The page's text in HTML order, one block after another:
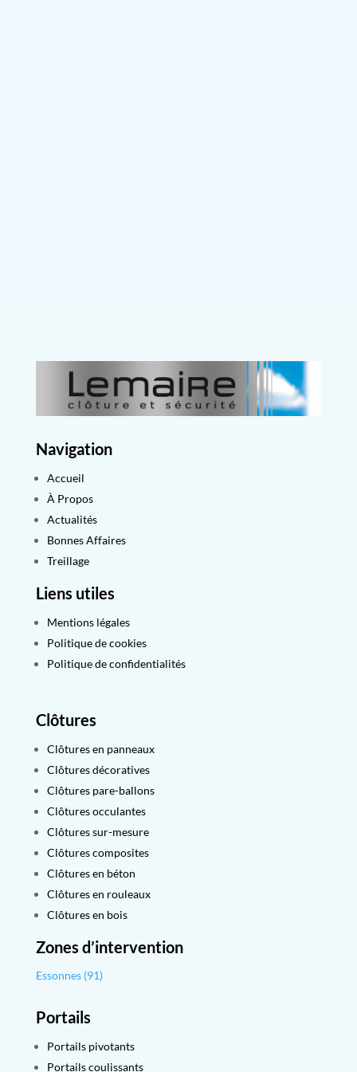
Navigation
Accueil
À Propos
Actualités
Bonnes Affaires
Treillage
Liens utiles
Mentions légales
Politique de cookies
Politique de confidentialités
Clôtures
Clôtures en panneaux
Clôtures décoratives
Clôtures pare-ballons
Clôtures occulantes
Clôtures sur-mesure
Clôtures composites
Clôtures en béton
Clôtures en rouleaux
Clôtures en bois
Zones d’intervention
Essonnes (91)
Portails
Portails pivotants
Portails coulissants